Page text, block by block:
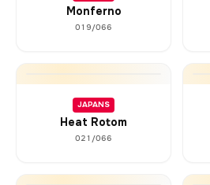
Monferno
019/066
JAPANS
Heat Rotom
021/066